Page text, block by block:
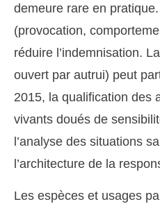
demeure rare en
(provocation,
réduire l’indemnisation. La
ouvert par autrui) peut
2015, la qualification des
vivants doués de
l’analyse des situations
l’architecture de la
Les espèces et usages